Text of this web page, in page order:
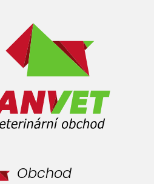
Obchod